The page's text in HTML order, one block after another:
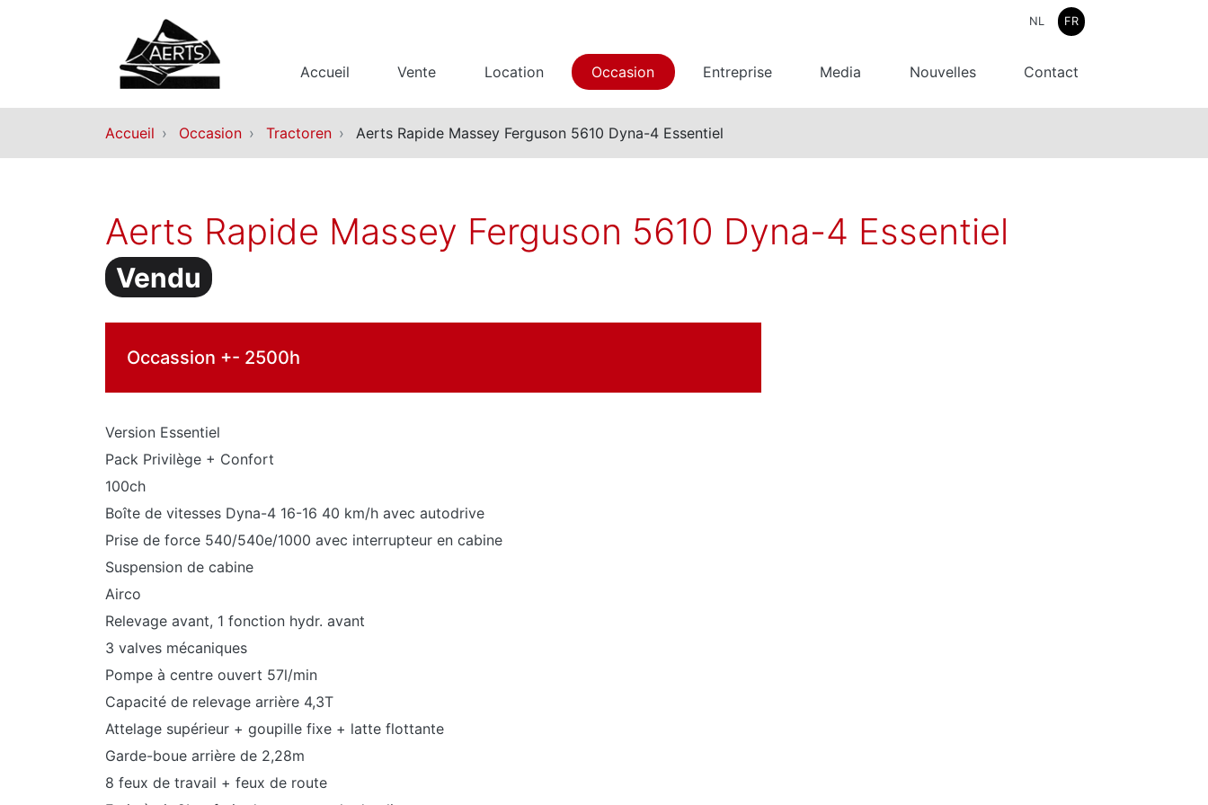
NL FR
Accueil Vente Location Occasion Entreprise Media Nouvelles Contact
Accueil Occasion Tractoren Aerts Rapide Massey Ferguson 5610 Dyna-4 Essentiel
Aerts Rapide Massey Ferguson 5610 Dyna-4 Essentiel
Vendu
Occassion +- 2500h
Version Essentiel
Pack Privilège + Confort
100ch
Boîte de vitesses Dyna-4 16-16 40 km/h avec autodrive
Prise de force 540/540e/1000 avec interrupteur en cabine
Suspension de cabine
Airco
Relevage avant, 1 fonction hydr. avant
3 valves mécaniques
Pompe à centre ouvert 57l/min
Capacité de relevage arrière 4,3T
Attelage supérieur + goupille fixe + latte flottante
Garde-boue arrière de 2,28m
8 feux de travail + feux de route